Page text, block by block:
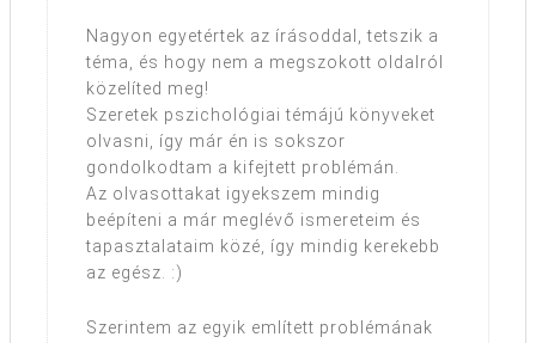
Nagyon egyetértek az írásoddal, tetszik a
téma, és hogy nem a megszokott oldalról
közelíted meg!
Szeretek pszichológiai témájú könyveket
olvasni, így már én is sokszor
gondolkodtam a kifejtett problémán.
Az olvasottakat igyekszem mindig
beépíteni a már meglévő ismereteim és
tapasztalataim közé, így mindig kerekebb
az egész. :)
Szerintem az egyik említett problémának